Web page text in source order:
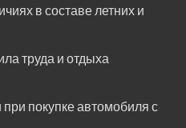
в составе летних и
труда и отдыха
покупке автомобиля с